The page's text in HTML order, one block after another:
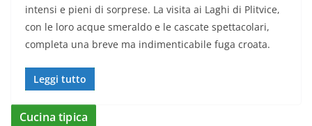
intensi e pieni di sorprese. La visita ai Laghi di Plitvice,
con le loro acque smeraldo e le cascate spettacolari,
completa una breve ma indimenticabile fuga croata.
Leggi tutto
Cucina tipica